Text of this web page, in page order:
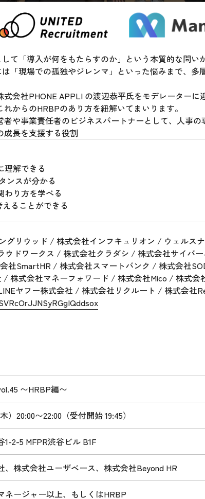
て「導入が何をもたらすのか」という本質的な問い
「現場での孤独やジレンマ」といった悩みまで、多
会社PHONE APPLI の渡辺恭平氏をモデレーターに迎
れからのHRBPのあり方を紐解いてまいります。
や事業責任者のビジネスパートナーとして、人事
成長を支援する役割
理解できる
ンスが分かる
わり方を学べる
ることができる
グリウッド / 株式会社インフキュリオン / ウェルス
ドワークス / 株式会社クラダシ / 株式会社サイバ
社SmartHR / 株式会社スマートバンク / 株式会社
株式会社マネーフォワード / 株式会社Mico / 株式会
ヤフー株式会社 / 株式会社リクルート / 株式会社
〜HRBP編〜
）20:00〜22:00（受付開始 19:45）
2-5 MFPR渋谷ビル B1F
株式会社ユーザベース、株式会社Beyond HR
ージャー以上、もしくはHRBP